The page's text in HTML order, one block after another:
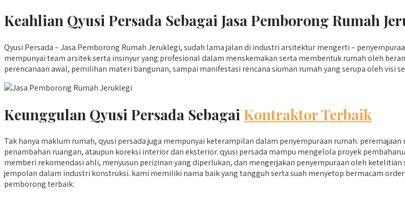
Keahlian Qyusi Persada Sebagai Jasa Pemborong Rumah
Qyusi Persada – Jasa Pemborong Rumah Jeruklegi, sudah lama jalan di industri arsitektur mengerti –
mempunyai team arsitek serta insinyur yang profesional dalam menskemakan serta membentuk rumah oleh
perencanaan awal, pemilihan materi bangunan, sampai manifestasi rencana siuman rumah yang serupa oleh visi
Keunggulan Qyusi Persada Sebagai Kontraktor Terbaik
Tak hanya maklum rumah, qyusi persada juga mempunyai keterampilan dalam penyempuraan rumah.
penambahan ruangan, ataupun koreksi interior dan eksterior. qyusi persada mampu mengelola proyek
memberi rekomendasi ahli, menyusun perizinan yang diperlukan, dan mengerjakan penyempuraan oleh
jempolan dalam industri konstruksi. kami memiliki nama baik yang tangguh serta suah menyetop bermacam
pemborong terbaik: